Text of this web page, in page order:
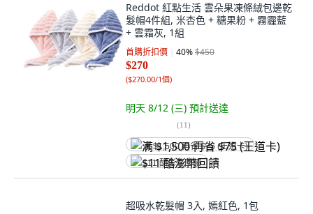
Reddot 紅點生活 雲朵果凍條絨包邊乾
髮帽4件組, 米杏色 + 糖果粉 + 霧霾藍
+ 雲霜灰, 1組
首購折扣價 40%$450
$270
($270.00/1個)
明天 8/12 (三) 預計送達
(11)
满 $1,500 再省 $75 (王道卡)
$11 酷澎幣回饋
超吸水乾髮帽 3入, 嫣紅色, 1包